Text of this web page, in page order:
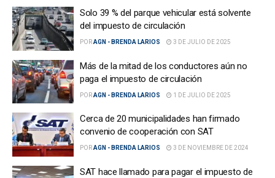
Solo 39 % del parque vehicular está solvente
del impuesto de circulación
PORAGN - BRENDA LARIOS 3 DE JULIO DE 2025
Más de la mitad de los conductores aún no
paga el impuesto de circulación
PORAGN - BRENDA LARIOS 1 DE JULIO DE 2025
Cerca de 20 municipalidades han firmado
convenio de cooperación con SAT
PORAGN - BRENDA LARIOS 3 DE NOVIEMBRE DE 2024
SAT hace llamado para pagar el impuesto de